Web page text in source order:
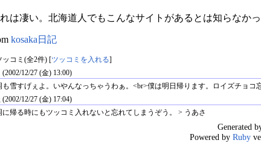
は凄い。北海道人でもこんなサイトがあるとは知らなかっ
kosaka日記
コミ(全2件) [ ツッコミを入れる
(2002/12/27 (金) 13:00)
も雪すげぇよ。いやんなっちゃうわぁ。<br>僕は明日帰ります。ロイズチョコ
(2002/12/27 (金) 17:04)
に帰る時にもツッコミ入れないと忘れてしまうぞう。 > うあさ
Generated
Powered by Ruby